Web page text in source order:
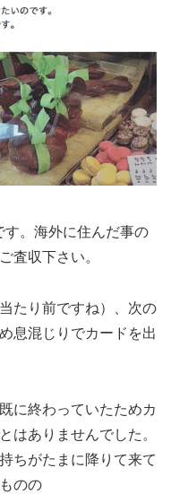
す。海外に住んだ事の
査収下さい。
たり前ですね）、次の
息混じりでカードを出
に終わっていたためカ
はありませんでした。
ちがたまに降りて来て
のの